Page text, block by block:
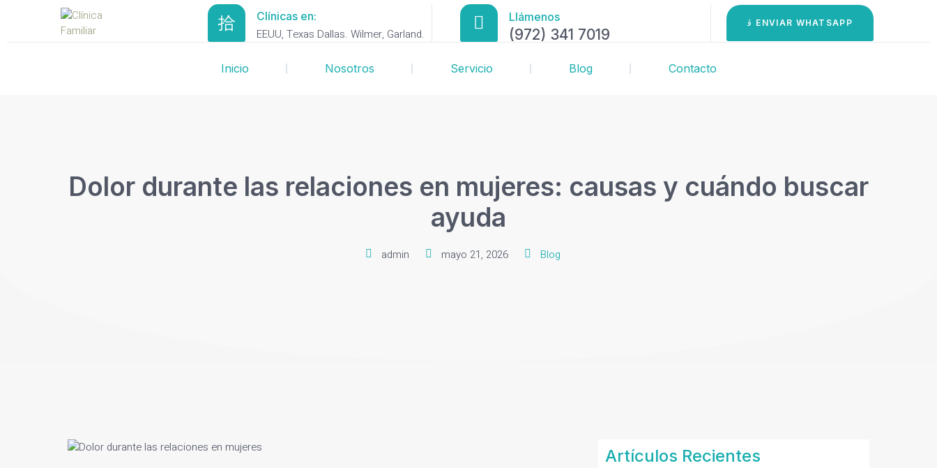
Clínicas en:
EEUU, Texas Dallas. Wilmer, Garland.
Llámenos
(972) 341 7019
ENVIAR WHATSAPP
Inicio Nosotros Servicio Blog Contacto
Dolor durante las relaciones en mujeres: causas y cuándo buscar
ayuda
admin mayo 21, 2026 Blog
Artículos Recientes